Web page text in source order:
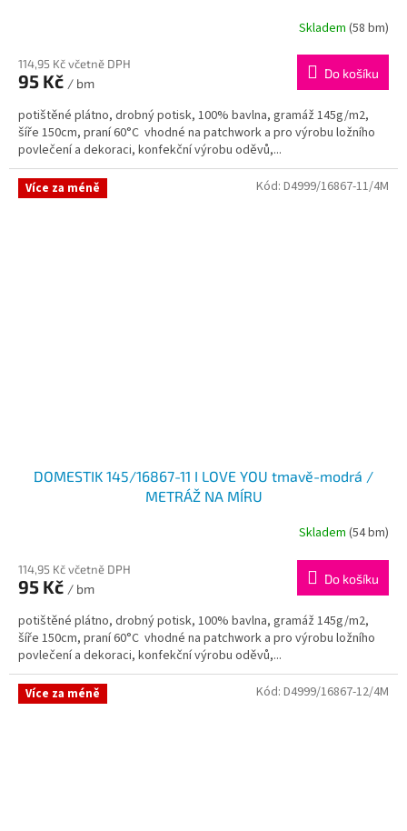
Skladem (58 bm)
114,95 Kč včetně DPH
95 Kč / bm
Do košíku
potištěné plátno, drobný potisk, 100% bavlna, gramáž 145g/m2,
šíře 150cm, praní 60°C vhodné na patchwork a pro výrobu ložního
povlečení a dekoraci, konfekční výrobu oděvů,...
Více za méně
DOMESTIK 145/16867-11 I LOVE YOU tmavě-modrá /
METRÁŽ NA MÍRU
Skladem (54 bm)
114,95 Kč včetně DPH
95 Kč / bm
Do košíku
potištěné plátno, drobný potisk, 100% bavlna, gramáž 145g/m2,
šíře 150cm, praní 60°C vhodné na patchwork a pro výrobu ložního
povlečení a dekoraci, konfekční výrobu oděvů,...
Kód: D4999/16867-11/4M
Více za méně Kód: D4999/16867-12/4M